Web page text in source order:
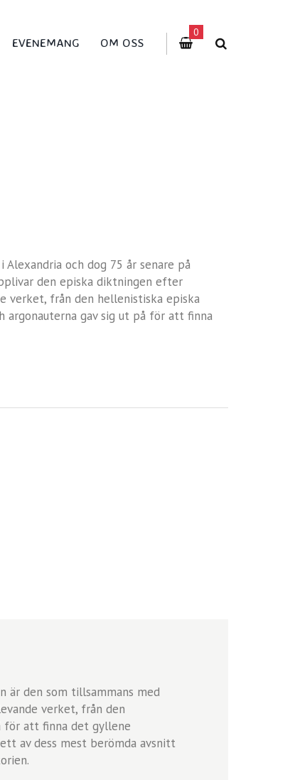
EVENEMANG OM OSS
0
och dog 75 år senare på
den episka diktningen efter
verket, från den hellenistiska episka
argonauterna gav sig ut på för att finna
är den som tillsammans med
verket, från den
för att finna det gyllene
av dess mest berömda avsnitt